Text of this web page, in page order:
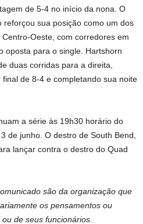
de 5-4 no início da nona. O
reforçou sua posição como um dos
Oeste, com corredores em
oposta para o single. Hartshorn
duas corridas para a direita,
de 8-4 e completando sua noite
a série às 19h30 horário do
de junho. O destro de South Bend,
lançar contra o destro do Quad
são da organização que
os pensamentos ou
de seus funcionários.